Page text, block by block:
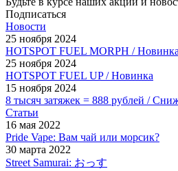
Подписаться
Новости
25 ноября 2024
HOTSPOT FUEL MORPH / Новинка
25 ноября 2024
HOTSPOT FUEL UP / Новинка
15 ноября 2024
8 тысяч затяжек = 888 рублей /
Статьи
16 мая 2022
Pride Vape: Вам чай или морсик?
30 марта 2022
Street Samurai: おっす